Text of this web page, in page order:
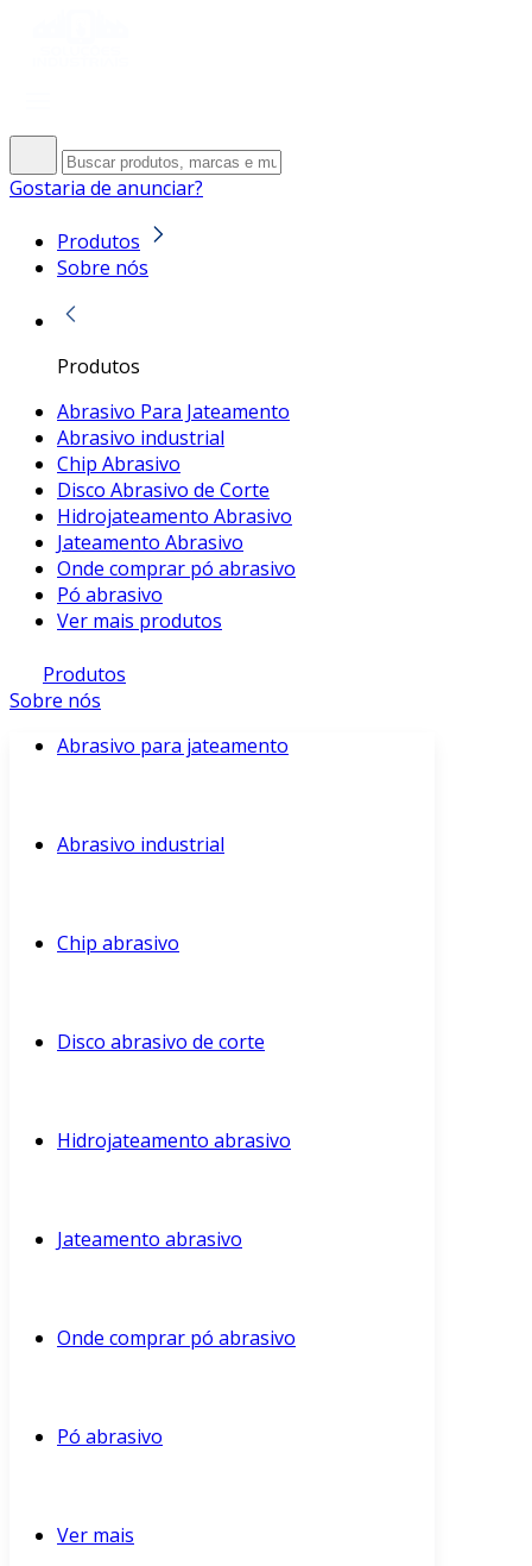
Gostaria de anunciar?
Produtos
Sobre nós
Produtos
Abrasivo Para Jateamento
Abrasivo industrial
Chip Abrasivo
Disco Abrasivo de Corte
Hidrojateamento Abrasivo
Jateamento Abrasivo
Onde comprar pó abrasivo
Pó abrasivo
Ver mais produtos
Produtos
Sobre nós
Abrasivo para jateamento
Abrasivo industrial
Chip abrasivo
Disco abrasivo de corte
Hidrojateamento abrasivo
Jateamento abrasivo
Onde comprar pó abrasivo
Pó abrasivo
Ver mais